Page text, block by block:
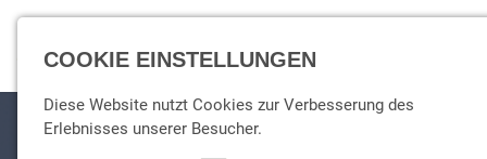
COOKIE EINSTELLUNGEN
Diese Website nutzt Cookies zur Verbesserung des
Erlebnisses unserer Besucher.